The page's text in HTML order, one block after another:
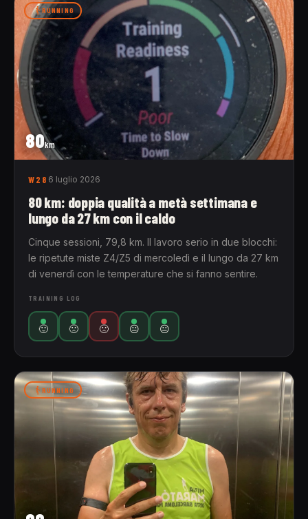
80km
RUNNING
W28 6 luglio 2026
80 km: doppia qualità a metà settimana e
lungo da 27 km con il caldo
Cinque sessioni, 79,8 km. Il lavoro serio in due blocchi:
le ripetute miste Z4/Z5 di mercoledì e il lungo da 27 km
di venerdì con le temperature che si fanno sentire.
TRAINING LOG
🙂 🙁 🙁 😐 😐
RUNNING